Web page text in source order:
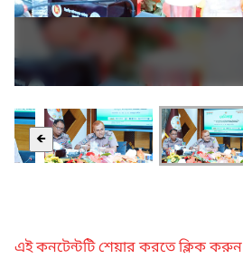
🡸
এই কনটেন্টটি শেয়ার করতে ক্লিক করুন